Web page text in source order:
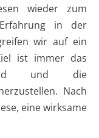
wieder zum
in der
wir auf ein
ist immer das
und die
Nach
eine wirksame